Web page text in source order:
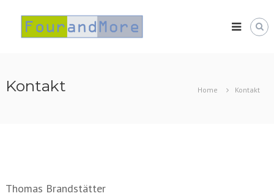
content
FourandMore
Kontakt Home Kontakt
Thomas Brandstätter